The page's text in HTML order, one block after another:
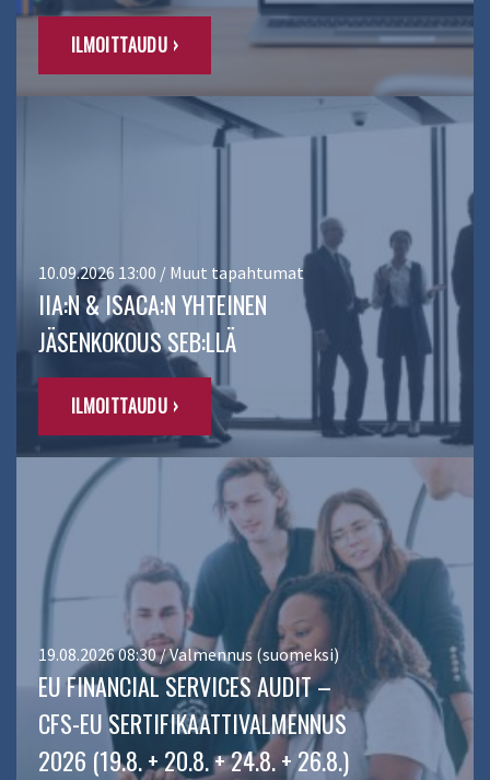
ILMOITTAUDU ›
10.09.2026 13:00 / Muut tapahtumat
IIA:N & ISACA:N YHTEINEN
JÄSENKOKOUS SEB:LLÄ
ILMOITTAUDU ›
19.08.2026 08:30 / Valmennus (suomeksi)
EU FINANCIAL SERVICES AUDIT –
CFS-EU SERTIFIKAATTIVALMENNUS
2026 (19.8. + 20.8. + 24.8. + 26.8.)